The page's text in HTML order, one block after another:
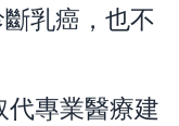
乳癌，也不
專業醫療建